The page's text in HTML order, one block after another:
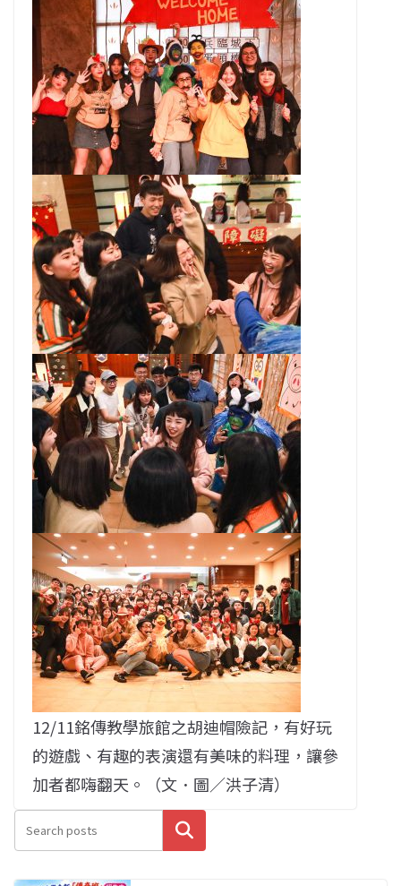
12/11銘傳教學旅館之胡迪帽險記，有好玩
的遊戲、有趣的表演還有美味的料理，讓參
加者都嗨翻天。（文．圖／洪子清）
搜尋